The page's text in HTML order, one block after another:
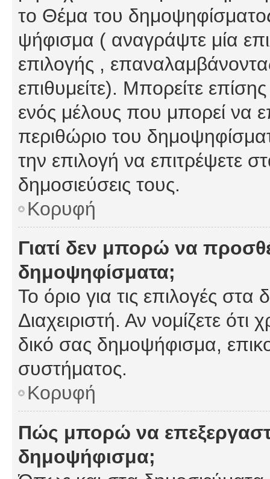
το Θέμα του
ψήφισμα ( αναγράψτε μία
επιλογής ,
επιθυμείτε). Μπορείτε
ενός μέλους που μπορεί να
περιθώριο του
την επιλογή να επιτρέψετε
δημοσιεύσεις τους.
Κορυφή
Γιατί δεν μπορώ να
δημοψηφίσματα;
Το όριο για τις επιλογές
Διαχειριστή. Αν νομίζετε ότι
δικό σας δημοψήφισμα,
συστήματος.
Κορυφή
Πώς μπορώ να
δημοψήφισμα;